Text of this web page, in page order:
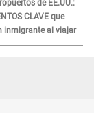
de EE.UU.:
CLAVE que
inmigrante al viajar